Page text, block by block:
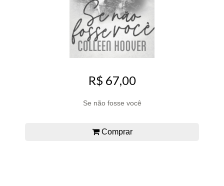
R$ 67,00
Se não fosse você
Comprar